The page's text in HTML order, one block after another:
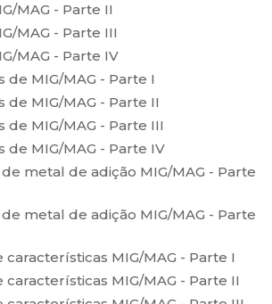
MAG - Parte II
MAG - Parte III
MAG - Parte IV
de MIG/MAG - Parte I
de MIG/MAG - Parte II
de MIG/MAG - Parte III
de MIG/MAG - Parte IV
metal de adição MIG/MAG - Parte
metal de adição MIG/MAG - Parte
características MIG/MAG - Parte I
características MIG/MAG - Parte II